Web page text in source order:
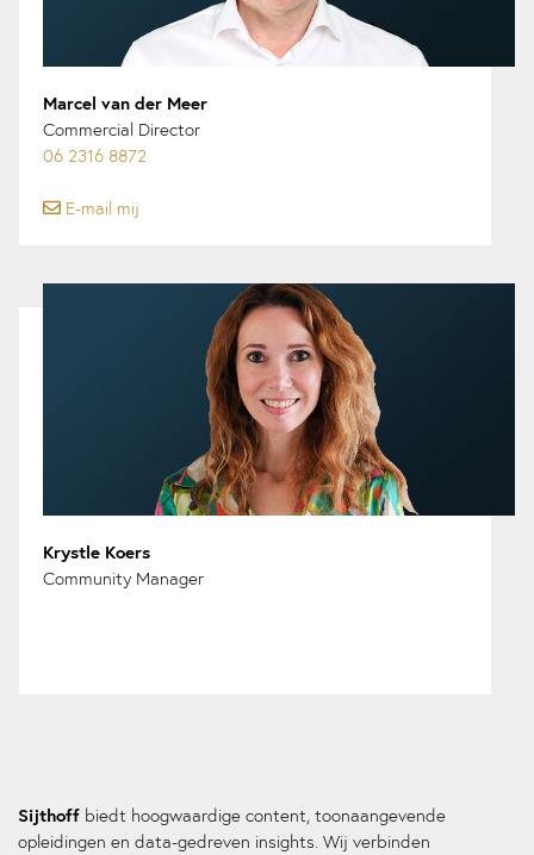
Marcel van der Meer
Commercial Director
06 2316 8872
E-mail mij
Krystle Koers
Community Manager
Sijthoff biedt hoogwaardige content, toonaangevende
opleidingen en data-gedreven insights. Wij verbinden